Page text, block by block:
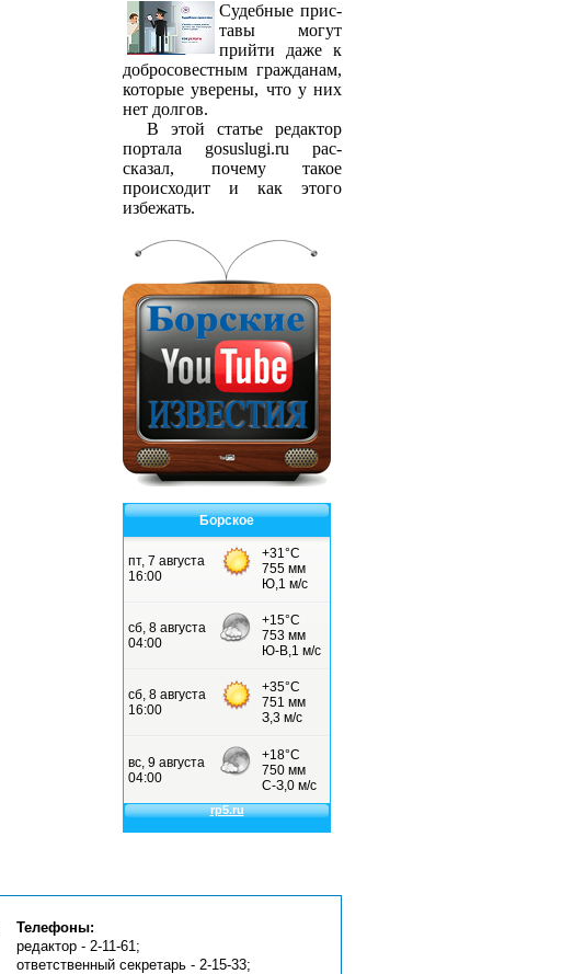
Судебные прис­
тавы могут
прийти даже к
добросовестным гражданам,
которые уверены, что у них
нет долгов.
В этой статье редактор
портала gosuslugi.ru рас­
сказал, почему такое
происходит и как этого
избежать.
Борское
Телефоны:
редактор - 2-11-61;
ответственный секретарь - 2-15-33;